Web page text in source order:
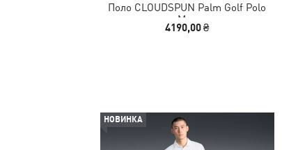
Поло CLOUDSPUN Palm Golf Polo
Men
4190,00 ₴
НОВИНКА